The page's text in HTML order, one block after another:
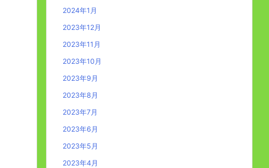
2024年1月
2023年12月
2023年11月
2023年10月
2023年9月
2023年8月
2023年7月
2023年6月
2023年5月
2023年4月